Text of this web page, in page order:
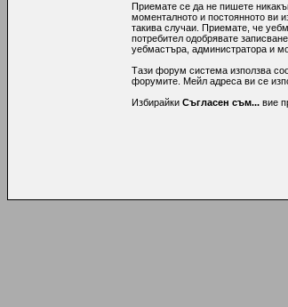
Приемате се да не пишете
моменталното и постоянното ви
такива случаи. Приемате, че
потребител одобрявате
уебмастъра, администратора и
Тази форум система използва
форумите. Мейл адреса ви се
Избирайки Съгласен съм... вие